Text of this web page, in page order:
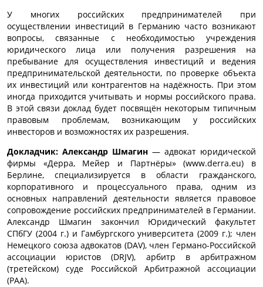
У многих российских предпринимателей при
осуществлении инвестиций в Германию часто возникают
вопросы, связанные с необходимостью учреждения
юридического лица или получения разрешения на
пребывание для осуществления инвестиций и ведения
предпринимательской деятельности, по проверке объекта
их инвестиций или контрагентов на надёжность. При этом
иногда приходится учитывать и нормы российского права.
В этой связи доклад будет посвящён некоторым типичным
правовым проблемам, возникающим у российских
инвесторов и возможностях их разрешения.
Докладчик: Александр Шмагин — адвокат юридической
фирмы «Дерра, Мейер и Партнёры» (www.derra.eu) в
Берлине, специализируется в области гражданского,
корпоративного и процессуального права, одним из
основных направлений деятельности является правовое
сопровождение российских предпринимателей в Германии.
Александр Шмагин закончил Юридический факультет
СПбГУ (2004 г.) и Гамбургского университета (2009 г.); член
Немецкого союза адвокатов (DAV), член Германо-Российской
ассоциации юристов (DRJV), арбитр в арбитражном
(третейском) суде Российской Арбитражной ассоциации
(РАА).